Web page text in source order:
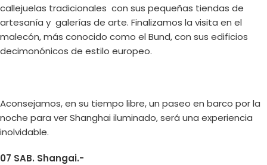
callejuelas tradicionales con sus pequeñas tiendas de
artesanía y galerías de arte. Finalizamos la visita en el
malecón, más conocido como el Bund, con sus edificios
decimonónicos de estilo europeo.
Aconsejamos, en su tiempo libre, un paseo en barco por la
noche para ver Shanghai iluminado, será una experiencia
inolvidable.
07 SAB. Shangai.-